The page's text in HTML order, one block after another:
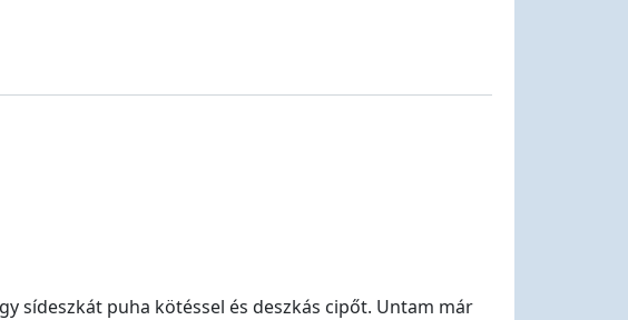
sídeszkát puha kötéssel és deszkás cipőt. Untam már